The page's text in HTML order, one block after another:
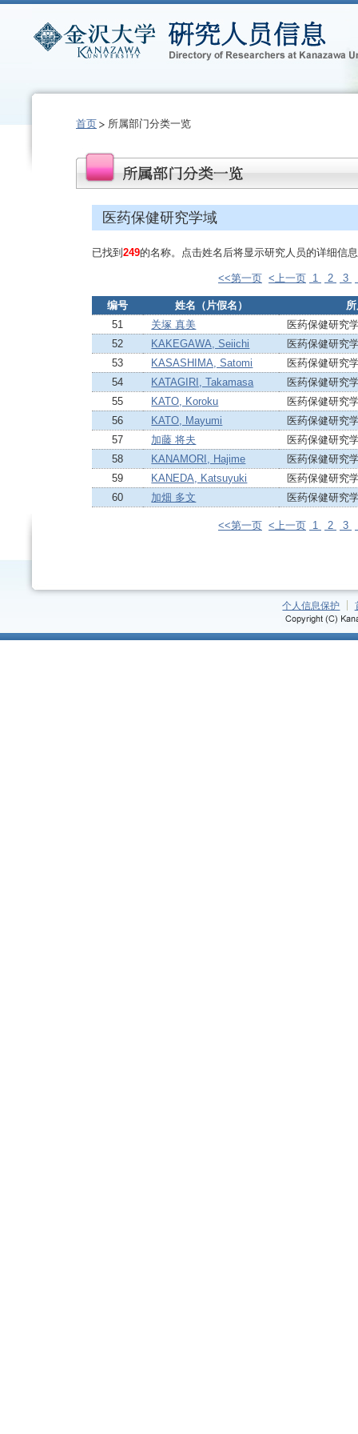
首页 所属部门分类一览
医药保健研究学域
已找到 249的名称。点击姓名后将显示研究人员的详细信
<<第一页 <上一页 1 2 3
编号 姓名（片假名）
51
关塚 真美
医药保健研究
52
KAKEGAWA, Seiichi
医药保健研究
53
KASASHIMA, Satomi
医药保健研究
54
KATAGIRI, Takamasa
医药保健研究
55
KATO, Koroku
医药保健研究
56
KATO, Mayumi
医药保健研究
57
加藤 将夫
医药保健研究
58
KANAMORI, Hajime
医药保健研究
59
KANEDA, Katsuyuki
医药保健研究
60
加畑 多文 医药保健研究
<<第一页 <上一页 1 2 3
个人信息保护